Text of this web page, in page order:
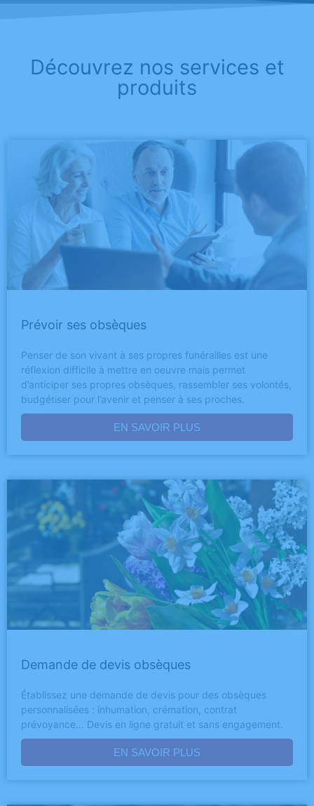
Découvrez nos services et
produits
Prévoir ses obsèques
Penser de son vivant à ses propres funérailles est une
réflexion difficile à mettre en oeuvre mais permet
d’anticiper ses propres obsèques, rassembler ses volontés,
budgétiser pour l’avenir et penser à ses proches.
EN SAVOIR PLUS
Demande de devis obsèques
Établissez une demande de devis pour des obsèques
personnalisées : inhumation, crémation, contrat
prévoyance… Devis en ligne gratuit et sans engagement.
EN SAVOIR PLUS